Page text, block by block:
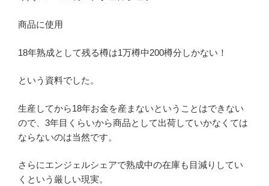
商品に使用
18年熟成として残る樽は1万樽中200樽分しかない！
という資料でした。
生産してから18年お金を産まないということはできない
ので、3年目くらいから商品として出荷していかなくては
ならないのは当然です。
さらにエンジェルシェアで熟成中の在庫も目減りしてい
くという厳しい現実。